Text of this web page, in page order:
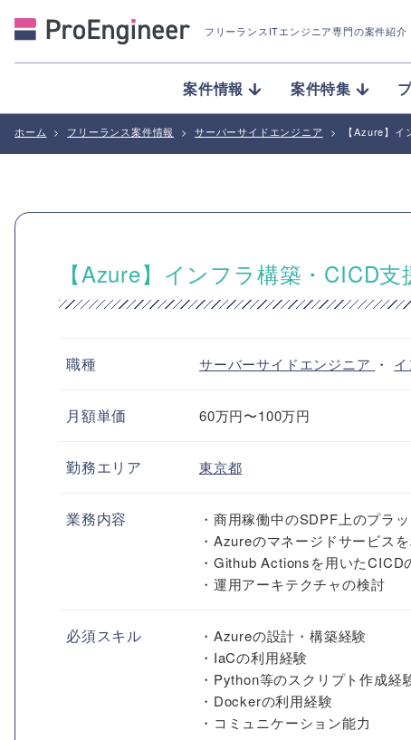
フリーランスITエンジニア専門の案件紹介
案件情報 案件特集
ホーム > フリーランス案件情報 > サーバーサイドエンジニア > 【Azure】
【Azure】インフラ構築・CICD支
職種 サーバーサイドエンジニア ・
月額単価 60万円〜100万円
勤務エリア 東京都
業務内容
・商用稼働中のSDPF上のプラ
・Azureのマネージドサービス
・Github Actionsを用いたCICD
・運用アーキテクチャの検討
必須スキル
・Azureの設計・構築経験
・IaCの利用経験
・Python等のスクリプト作成経
・Dockerの利用経験
・コミュニケーション能力